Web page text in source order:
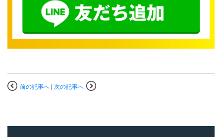
前の記事へ 次の記事へ